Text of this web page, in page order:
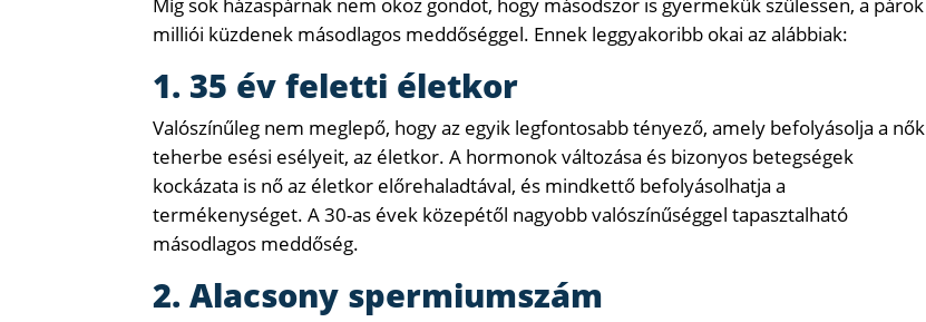
milliói küzdenek másodlagos meddőséggel. Ennek leggyakoribb okai az alábbiak:
1. 35 év feletti életkor
Valószínűleg nem meglepő, hogy az egyik legfontosabb tényező, amely befolyásolja a nők
teherbe esési esélyeit, az életkor. A hormonok változása és bizonyos betegségek
kockázata is nő az életkor előrehaladtával, és mindkettő befolyásolhatja a
termékenységet. A 30-as évek közepétől nagyobb valószínűséggel tapasztalható
másodlagos meddőség.
2. Alacsony spermiumszám